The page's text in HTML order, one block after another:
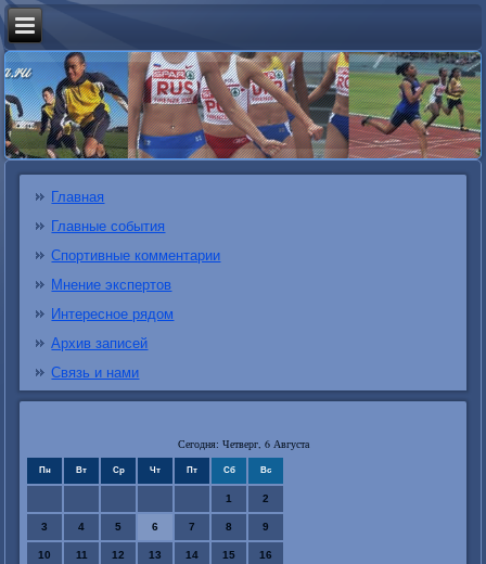
Главная
Главные события
Спортивные комментарии
Мнение экспертов
Интересное рядом
Архив записей
Связь и нами
Сегодня: Четверг, 6 Августа
Пн Вт Ср Чт Пт Сб Вс
1 2
3 4 5 6 7 8 9
10 11 12 13 14 15 16